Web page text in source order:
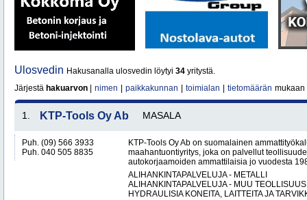
Ulosvedin Hakusanalla ulosvedin löytyi 34 yritystä.
Järjestä hakuarvon nimen paikkakunnan toimialan tietomäärän mukaan
1. KTP-Tools Oy Ab MASALA
Puh. (09) 566 3933
Puh. 040 505 8835
KTP-Tools Oy Ab on suomalainen
maahantuontiyritys, joka on palvellut
autokorjaamoiden ammattilaisia jo vuodesta
ALIHANKINTAPALVELUJA - METALLI
ALIHANKINTAPALVELUJA - MUU TEOLLISUUS
HYDRAULISIA KONEITA, LAITTEITA JA